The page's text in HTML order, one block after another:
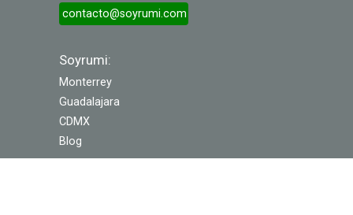
contacto@soyrumi.com
Soyrumi:
Monterrey
Guadalajara
CDMX
Blog